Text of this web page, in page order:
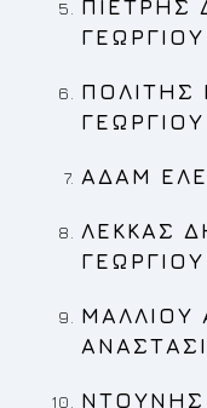
ΓΕΩΡΓΙΟΥ
ΠΟΛΙΤΗΣ
ΓΕΩΡΓΙΟΥ
ΑΔΑΜ
ΛΕΚΚΑΣ
ΓΕΩΡΓΙΟΥ
ΜΑΛΛΙΟΥ
ΝΤΟΥΝΗΣ